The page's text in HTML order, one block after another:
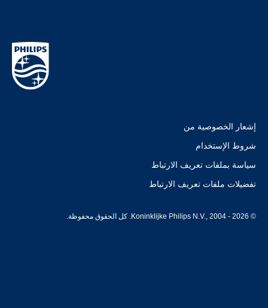
إشعار الخصوصية من
شروط الإستخدام
سياسة بملفات تعريف الارتباط
تفضيلات ملفات تعريف الارتباط
© Koninklijke Philips N.V., 2004 - 2026. كل الحقوق محفوظة.